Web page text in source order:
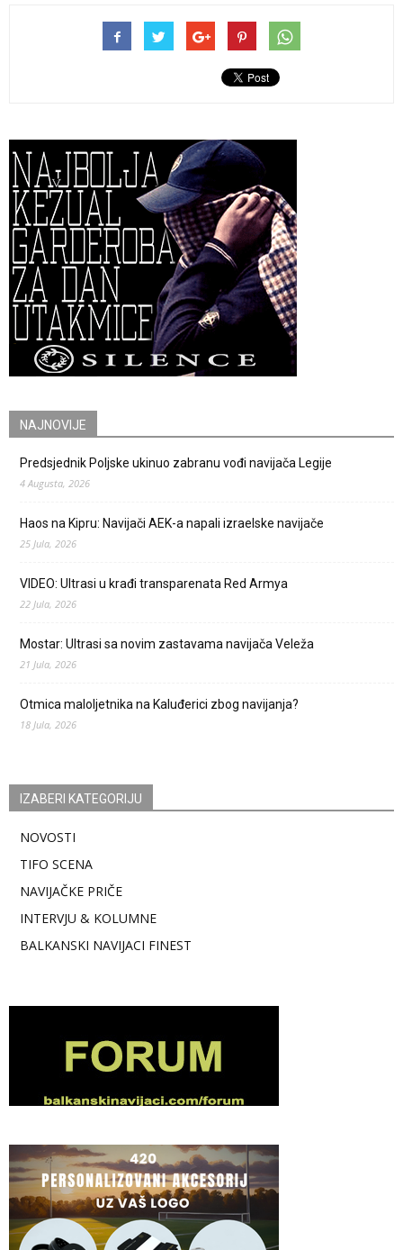
NAJNOVIJE
Predsjednik Poljske ukinuo zabranu vođi navijača Legije
4 Augusta, 2026
Haos na Kipru: Navijači AEK-a napali izraelske navijače
25 Jula, 2026
VIDEO: Ultrasi u krađi transparenata Red Armya
22 Jula, 2026
Mostar: Ultrasi sa novim zastavama navijača Veleža
21 Jula, 2026
Otmica maloljetnika na Kaluđerici zbog navijanja?
18 Jula, 2026
IZABERI KATEGORIJU
NOVOSTI
TIFO SCENA
NAVIJAČKE PRIČE
INTERVJU & KOLUMNE
BALKANSKI NAVIJACI FINEST